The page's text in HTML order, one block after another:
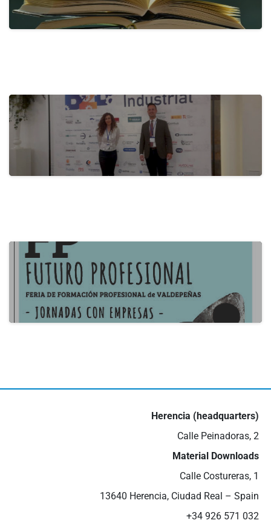
Promoting…
28 de May de 2024
22 de May de 2024
Herencia (headquarters)
Calle Peinadoras, 2
Material Downloads
Calle Costureras, 1
13640 Herencia, Ciudad Real – Spain
+34 926 571 032